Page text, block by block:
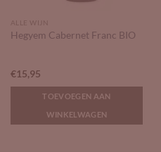
ALLE WIJN
Hegyem Cabernet Franc BIO
€15,95
TOEVOEGEN AAN
WINKELWAGEN